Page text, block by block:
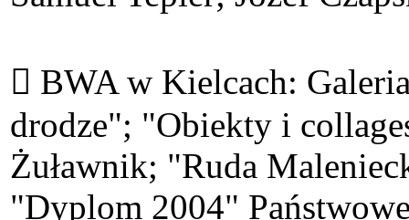
 BWA w Kielcach:
drodze"; "Obiekty i
Żuławnik; "Ruda
"Dyplom 2004"